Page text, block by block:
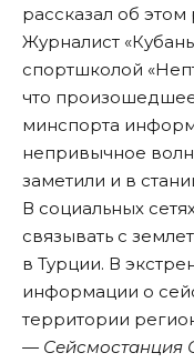
рассказал об этом
Журналист
спортшколой
что
минспорта
непривычное
заметили и в
В социальных
связывать с
в Турции. В
информации о
территории
— Сейсмостанция